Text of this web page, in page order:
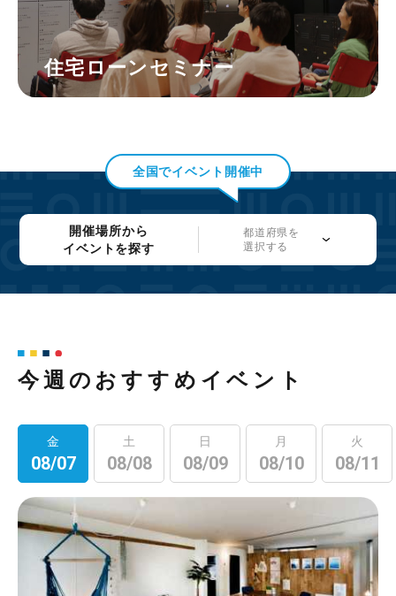
住宅ローンセミナー
全国でイベント開催中
開催場所から
イベントを探す
都道府県を
選択する
今週のおすすめイベント
金
08/07
土
08/08
日
08/09
月
08/10
火
08/11